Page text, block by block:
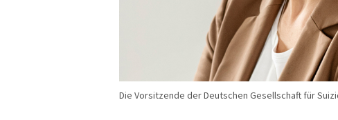
Die Vorsitzende der Deutschen Gesellschaft für